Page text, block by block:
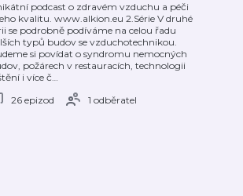
podcast o zdravém vzduchu a péči
kvalitu. www.alkion.eu 2.Série V druhé
se podrobně podíváme na celou řadu
typů budov se vzduchotechnikou.
si povídat o syndromu nemocných
požárech v restauracích, technologii
i více č…
26 epizod
1 odběratel